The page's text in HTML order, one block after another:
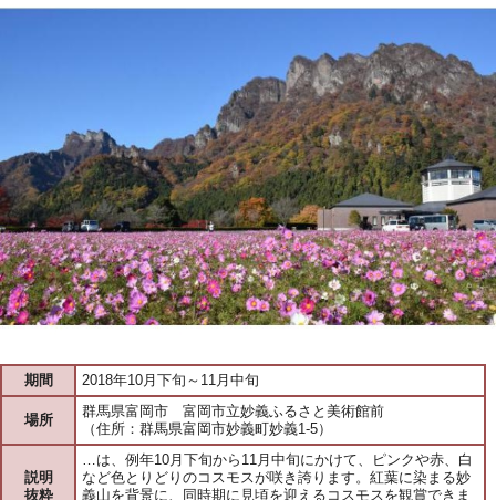
期間 2018年10月下旬～11月中旬
場所
群馬県富岡市 富岡市立妙義ふるさと美術館前
（住所：群馬県富岡市妙義町妙義1-5）
説明
抜粋
…は、例年10月下旬から11月中旬にかけて、ピンクや赤、白
など色とりどりのコスモスが咲き誇ります。紅葉に染まる妙
義山を背景に、同時期に見頃を迎えるコスモスを観賞できま